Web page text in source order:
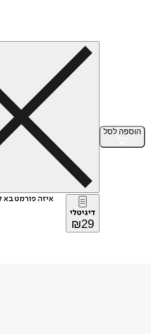
הוספה לסל
איזה פורמט בא
דיגיטלי
₪29